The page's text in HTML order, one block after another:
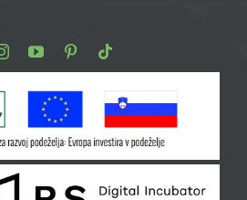
Instagram
YoutubePinterest